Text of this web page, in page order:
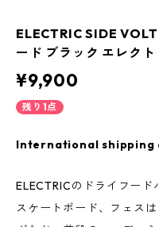
ELECTRIC SIDE
ード ブラック エレク
¥9,900
残り1点
International shipping
ELECTRICのドライフード
スケートボード、フェス